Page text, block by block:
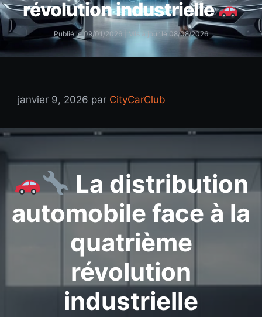
révolution industrielle
Publié le 09/01/2026 | Mis à jour le 08/08/2026
janvier 9, 2026 par CityCarClub
La distribution
automobile face à la
quatrième
révolution
industrielle